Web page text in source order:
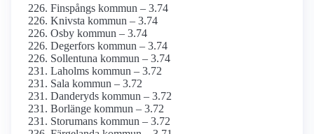
Finspångs kommun – 3.74
Knivsta kommun – 3.74
Osby kommun – 3.74
Degerfors kommun – 3.74
Sollentuna kommun – 3.74
Laholms kommun – 3.72
Sala kommun – 3.72
Danderyds kommun – 3.72
Borlänge kommun – 3.72
Storumans kommun – 3.72